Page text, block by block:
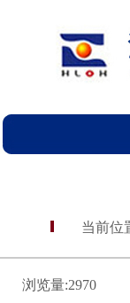
当前位
浏览量:2970